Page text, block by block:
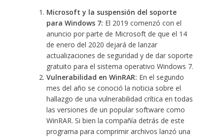
Microsoft y la suspensión del soporte
para Windows 7: El 2019 comenzó con el
anuncio por parte de Microsoftde que el 14
de enero del 2020 dejará de lanzar
actualizaciones de seguridad y de dar soporte
gratuito para el sistema operativo Windows 7.
Vulnerabilidad en WinRAR: En el segundo
mes del año se conoció la noticia sobre el
hallazgo de una vulnerabilidad crítica en todas
las versiones de un popular software como
WinRAR. Si bien la compañía detrás de este
programa para comprimir archivos lanzó una